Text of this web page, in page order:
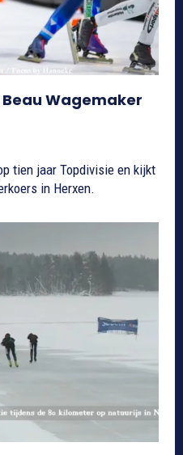
Wagemaker
tien jaar Topdivisie en kijkt
in Herxen.